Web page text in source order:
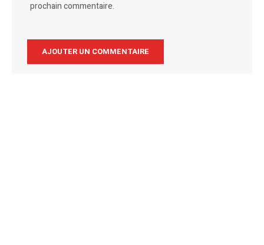
prochain commentaire.